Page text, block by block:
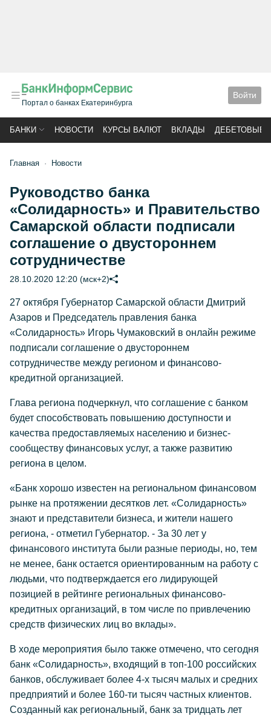
Портал о банках Екатеринбурга
Войти
БАНКИ НОВОСТИ КУРСЫ ВАЛЮТ ВКЛАДЫ ДЕБЕТОВЫЕ
Главная Новости
Руководство банка
«Солидарность» и Правительство
Самарской области подписали
соглашение о двустороннем
сотрудничестве
28.10.2020 12:20 (мск+2)
27 октября Губернатор Самарской области Дмитрий
Азаров и Председатель правления банка
«Солидарность» Игорь Чумаковский в онлайн режиме
подписали соглашение о двустороннем
сотрудничестве между регионом и финансово-
кредитной организацией.
Глава региона подчеркнул, что соглашение с банком
будет способствовать повышению доступности и
качества предоставляемых населению и бизнес-
сообществу финансовых услуг, а также развитию
региона в целом.
«Банк хорошо известен на региональном финансовом
рынке на протяжении десятков лет. «Солидарность»
знают и представители бизнеса, и жители нашего
региона, - отметил Губернатор. - За 30 лет у
финансового института были разные периоды, но, тем
не менее, банк остается ориентированным на работу с
людьми, что подтверждается его лидирующей
позицией в рейтинге региональных финансово-
кредитных организаций, в том числе по привлечению
средств физических лиц во вклады».
В ходе мероприятия было также отмечено, что сегодня
банк «Солидарность», входящий в топ-100 российских
банков, обслуживает более 4-х тысяч малых и средних
предприятий и более 160-ти тысяч частных клиентов.
Созданный как региональный, банк за тридцать лет